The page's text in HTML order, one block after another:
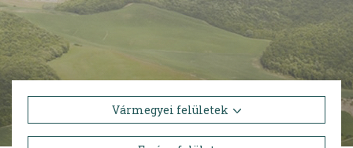
Vármegyei felületek